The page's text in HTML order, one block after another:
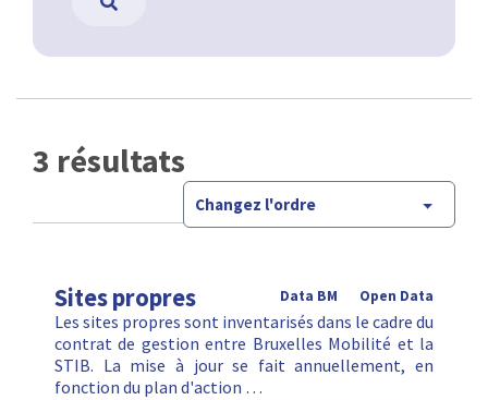
3 résultats
Changez l'ordre
Sites propres Open Data
Data BM
Les sites propres sont inventarisés dans le cadre du
contrat de gestion entre Bruxelles Mobilité et la
STIB. La mise à jour se fait annuellement, en
fonction du plan d'action …